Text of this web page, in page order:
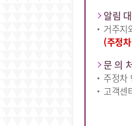
알림
거주지
(주정
문 의
주정차
고객센